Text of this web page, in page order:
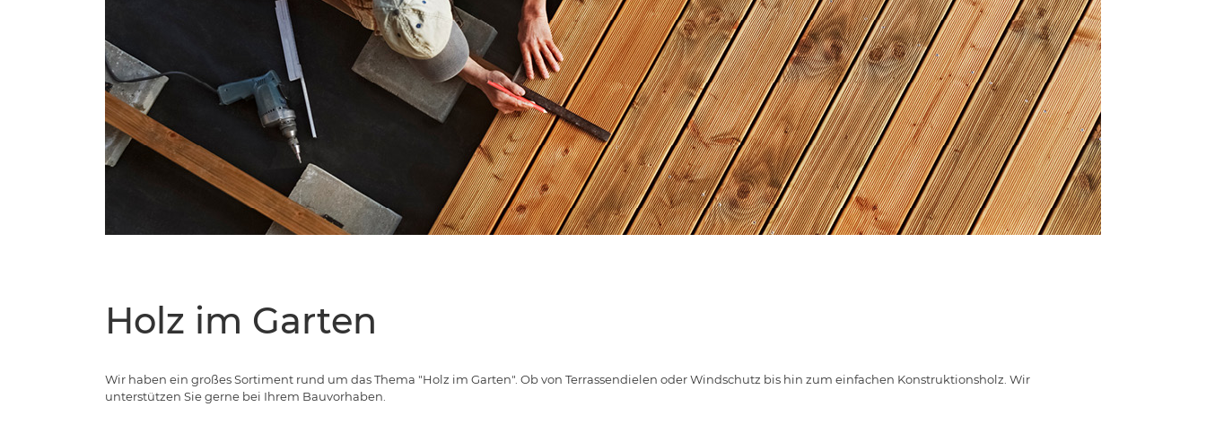
Holz im Garten
Wir haben ein großes Sortiment rund um das Thema "Holz im Garten". Ob von Terrassendielen oder Windschutz bis hin zum einfachen Konstruktionsholz. Wir
unterstützen Sie gerne bei Ihrem Bauvorhaben.